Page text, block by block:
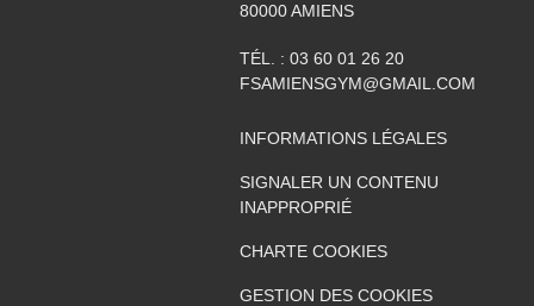
80000 AMIENS
TÉL. : 03 60 01 26 20
FSAMIENSGYM@GMAIL.COM
INFORMATIONS LÉGALES
SIGNALER UN CONTENU
INAPPROPRIÉ
CHARTE COOKIES
GESTION DES COOKIES